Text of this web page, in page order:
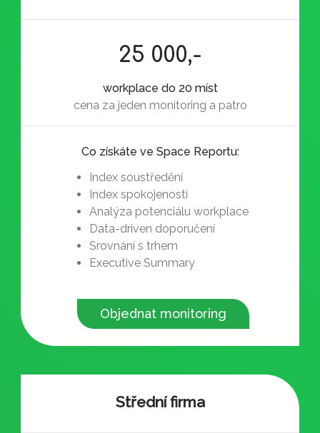
25 000,-
workplace do 20 míst
cena za jeden monitoring a patro
Co získáte ve Space Reportu:
Index soustředění
Index spokojenosti
Analýza potenciálu workplace
Data-driven doporučení
Srovnání s trhem
Executive Summary
Objednat monitoring
Střední firma